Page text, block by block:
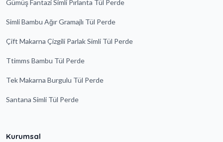
Gümüş Fantazi Simli Pırlanta Tül Perde
Simli Bambu Ağır Gramajlı Tül Perde
Çift Makarna Çizgili Parlak Simli Tül Perde
Ttimms Bambu Tül Perde
Tek Makarna Burgulu Tül Perde
Santana Simli Tül Perde
Kurumsal